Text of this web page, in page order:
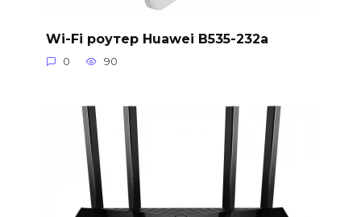
Wi-Fi роутер Huawei B535-232a
0 90